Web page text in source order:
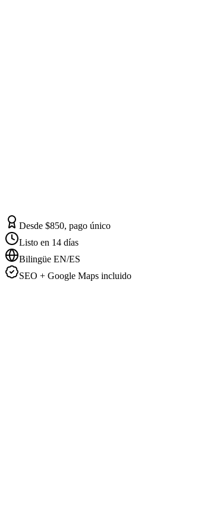
Desde $850, pago único
Listo en 14 días
Bilingüe EN/ES
SEO + Google Maps incluido